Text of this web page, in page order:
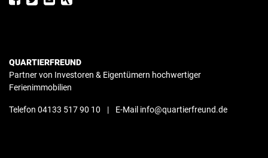
QUARTIERFREUND
Partner von Investoren & Eigentümern hochwertiger
Ferienimmobilien
Telefon 04133 517 90 10 | E-Mail info@quartierfreund.de